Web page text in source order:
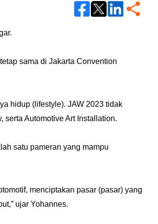
sama di Jakarta Convention
hidup (lifestyle). JAW 2023 tidak
serta Automotive Art Installation.
satu pameran yang mampu
menciptakan pasar (pasar) yang
ujar Yohannes.